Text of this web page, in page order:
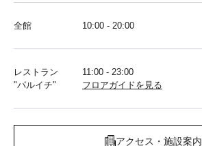
全館 10:00 - 20:00
レストラン
"パルイチ"
11:00 - 23:00
フロアガイドを見る
アクセス・施設案内